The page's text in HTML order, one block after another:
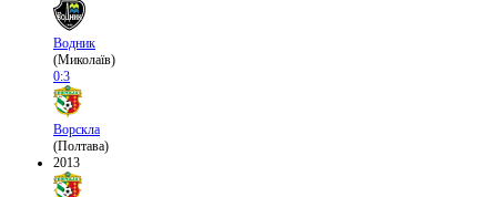
Водник
(Миколаїв)
0:3
Ворскла
(Полтава)
2013